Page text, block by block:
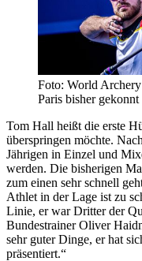
Foto: World
Paris bisher
Tom Hall heißt die erste
überspringen möchte.
Jährigen in Einzel und
werden. Die bisherigen
zum einen sehr schnell
Athlet in der Lage ist zu
Linie, er war Dritter der
Bundestrainer Oliver
sehr guter Dinge, er hat
präsentiert.“